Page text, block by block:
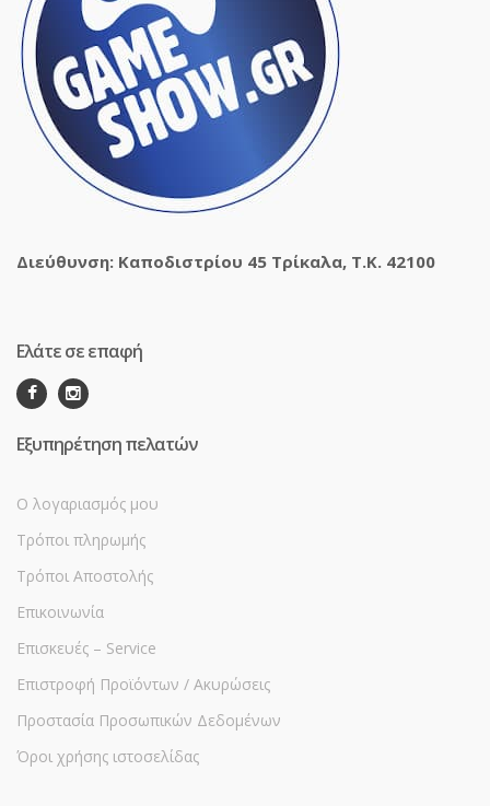
Διεύθυνση: Καποδιστρίου 45 Τρίκαλα, Τ.Κ. 42100
Ελάτε σε επαφή
Εξυπηρέτηση πελατών
Ο λογαριασμός μου
Τρόποι πληρωμής
Τρόποι Αποστολής
Επικοινωνία
Επισκευές – Service
Επιστροφή Προϊόντων / Ακυρώσεις
Προστασία Προσωπικών Δεδομένων
Όροι χρήσης ιστοσελίδας